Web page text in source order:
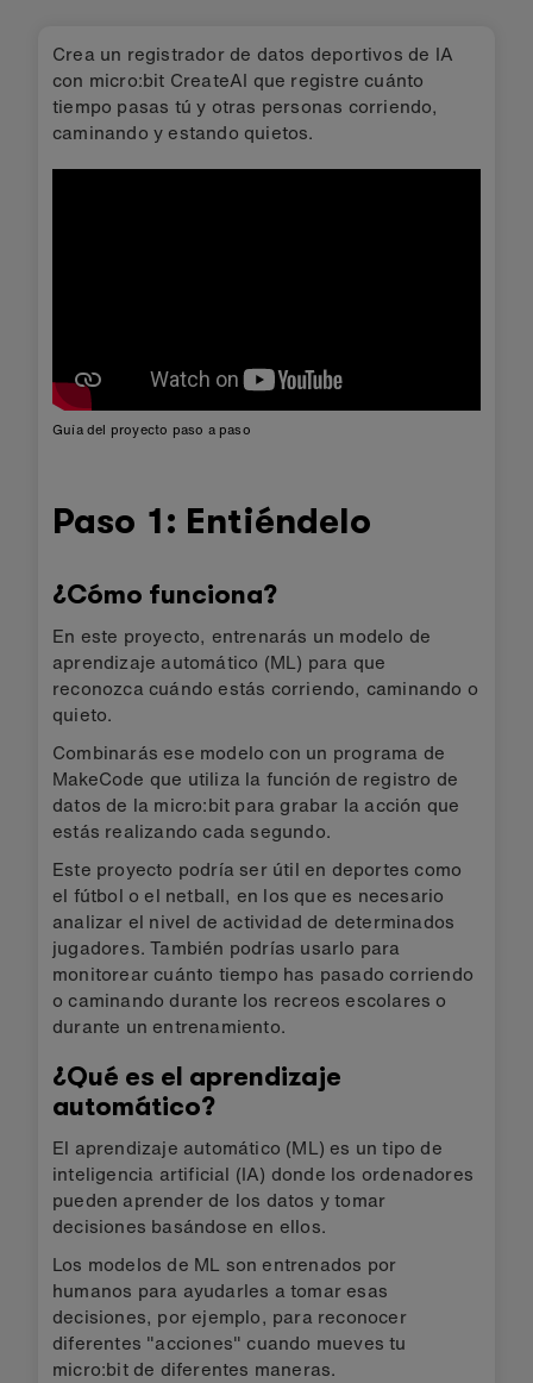
Crea un registrador de datos deportivos de IA
con micro:bit CreateAI que registre cuánto
tiempo pasas tú y otras personas corriendo,
caminando y estando quietos.
Guía del proyecto paso a paso
Paso 1: Entiéndelo
¿Cómo funciona?
En este proyecto, entrenarás un modelo de
aprendizaje automático (ML) para que
reconozca cuándo estás corriendo, caminando o
quieto.
Combinarás ese modelo con un programa de
MakeCode que utiliza la función de registro de
datos de la micro:bit para grabar la acción que
estás realizando cada segundo.
Este proyecto podría ser útil en deportes como
el fútbol o el netball, en los que es necesario
analizar el nivel de actividad de determinados
jugadores. También podrías usarlo para
monitorear cuánto tiempo has pasado corriendo
o caminando durante los recreos escolares o
durante un entrenamiento.
¿Qué es el aprendizaje
automático?
El aprendizaje automático (ML) es un tipo de
inteligencia artificial (IA) donde los ordenadores
pueden aprender de los datos y tomar
decisiones basándose en ellos.
Los modelos de ML son entrenados por
humanos para ayudarles a tomar esas
decisiones, por ejemplo, para reconocer
diferentes "acciones" cuando mueves tu
micro:bit de diferentes maneras.